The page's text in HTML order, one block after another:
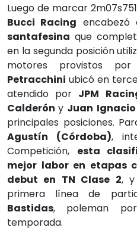
Luego de marcar
Bucci Racing
santafesina que
en la segunda posición
motores provistos por
Petracchini ubicó en
atendido por JPM
Calderóny Juan
principales posiciones.
Agustín (Córdoba),
Competición, esta
mejor labor en etapas
debut en TN Clase 2, y
primera línea de
Bastidas, poleman
temporada.